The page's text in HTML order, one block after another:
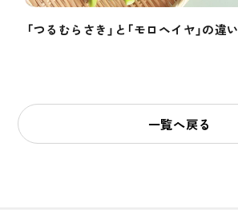
「つるむらさき」と「モロヘイヤ」の違い
一覧へ戻る